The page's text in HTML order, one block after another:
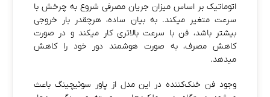
اتوماتیک بر اساس میزان جریان مصرفی شروع به چرخش با
سرعت متغیر میکند. به بیان ساده، هرچقدر بار خروجی
بیشتر باشد، فن با سرعت بالاتری کار میکند و در صورت
کاهش مصرف، به صورت هوشمند دور خود را کاهش
میدهد.
وجود فن خنک‌کننده در این مدل از پاور سوئیچینگ باعث